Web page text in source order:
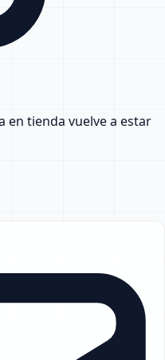
en tienda vuelve a estar